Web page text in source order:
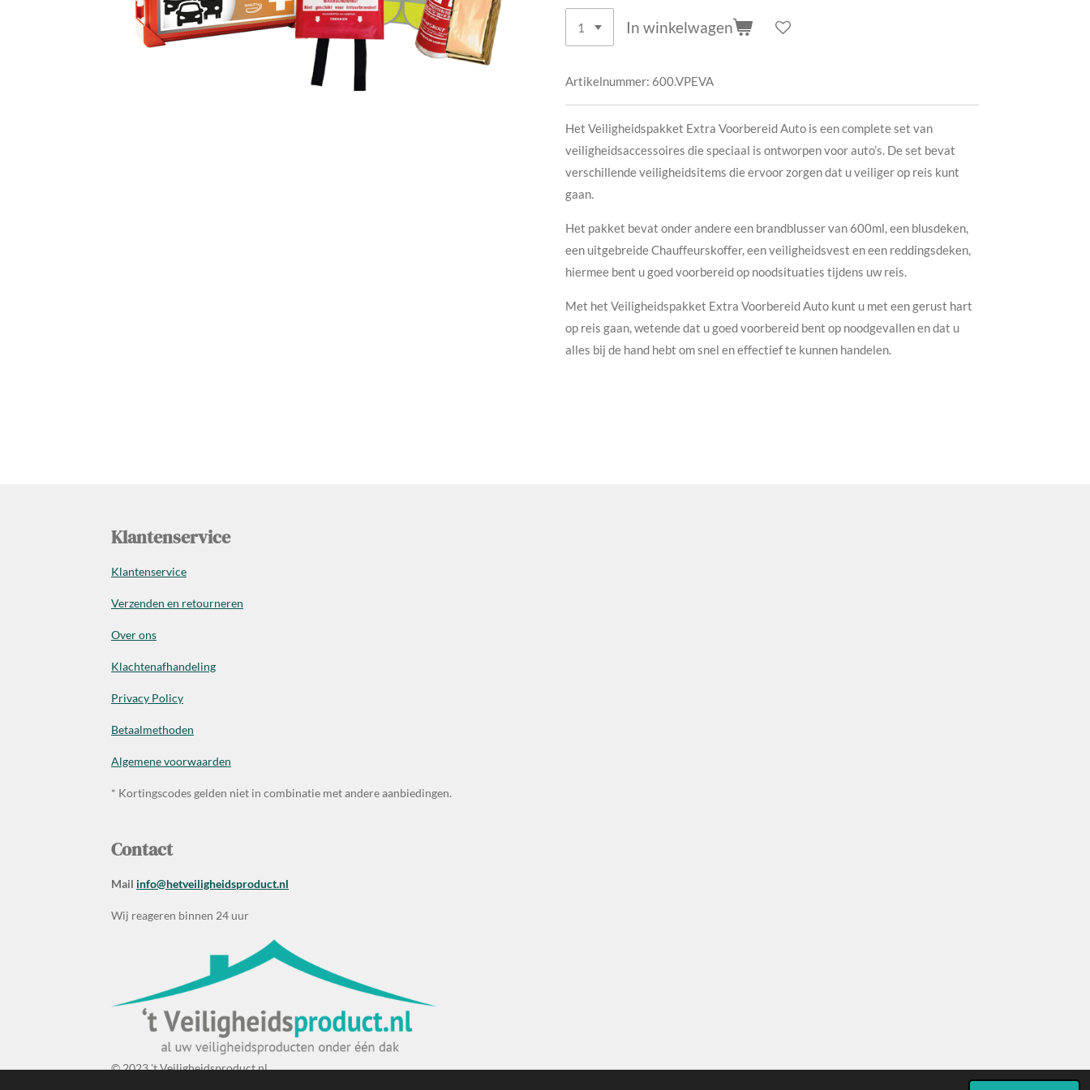
In winkelwagen
Artikelnummer: 600.VPEVA
Het Veiligheidspakket Extra Voorbereid Auto is een complete set van
veiligheidsaccessoires die speciaal is ontworpen voor auto’s. De set bevat
verschillende veiligheidsitems die ervoor zorgen dat u veiliger op reis kunt
gaan.
Het pakket bevat onder andere een brandblusser van 600ml, een blusdeken,
een uitgebreide Chauffeurskoffer, een veiligheidsvest en een reddingsdeken,
hiermee bent u goed voorbereid op noodsituaties tijdens uw reis.
Met het Veiligheidspakket Extra Voorbereid Auto kunt u met een gerust hart
op reis gaan, wetende dat u goed voorbereid bent op noodgevallen en dat u
alles bij de hand hebt om snel en effectief te kunnen handelen.
Klantenservice
Klantenservice
Verzenden en retourneren
Over ons
Klachtenafhandeling
Privacy Policy
Betaalmethoden
Algemene voorwaarden
* Kortingscodes gelden niet in combinatie met andere aanbiedingen.
Contact
Mail info@hetveiligheidsproduct.nl
Wij reageren binnen 24 uur
© 2023 't Veiligheidsproduct.nl